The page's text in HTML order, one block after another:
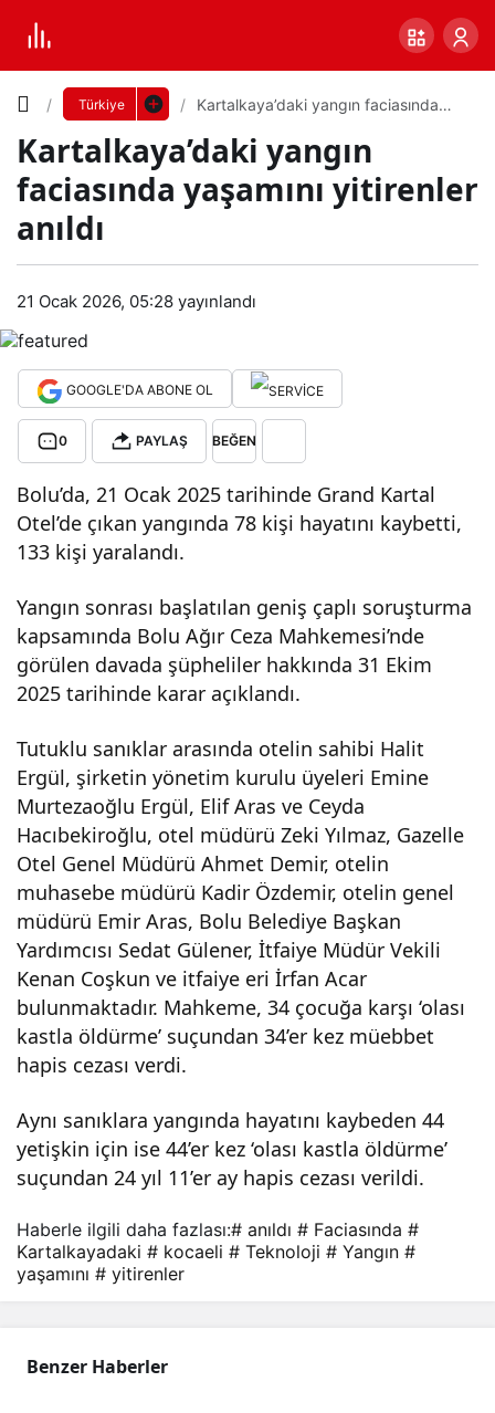
Türkiye
Kartalkaya’daki yangın faciasında
Kartalkaya’daki yangın
faciasında yaşamını yitirenler
anıldı
21 Ocak 2026, 05:28 yayınlandı
GOOGLE'DA ABONE OL
0 PAYLAŞ BEĞEN
Bolu’da, 21 Ocak 2025 tarihinde Grand Kartal
Otel’de çıkan yangında 78 kişi hayatını kaybetti,
133 kişi yaralandı.
Yangın sonrası başlatılan geniş çaplı soruşturma
kapsamında Bolu Ağır Ceza Mahkemesi’nde
görülen davada şüpheliler hakkında 31 Ekim
2025 tarihinde karar açıklandı.
Tutuklu sanıklar arasında otelin sahibi Halit
Ergül, şirketin yönetim kurulu üyeleri Emine
Murtezaoğlu Ergül, Elif Aras ve Ceyda
Hacıbekiroğlu, otel müdürü Zeki Yılmaz, Gazelle
Otel Genel Müdürü Ahmet Demir, otelin
muhasebe müdürü Kadir Özdemir, otelin genel
müdürü Emir Aras, Bolu Belediye Başkan
Yardımcısı Sedat Gülener, İtfaiye Müdür Vekili
Kenan Coşkun ve itfaiye eri İrfan Acar
bulunmaktadır. Mahkeme, 34 çocuğa karşı ‘olası
kastla öldürme’ suçundan 34’er kez müebbet
hapis cezası verdi.
Aynı sanıklara yangında hayatını kaybeden 44
yetişkin için ise 44’er kez ‘olası kastla öldürme’
suçundan 24 yıl 11’er ay hapis cezası verildi.
Kart
ya’d
aki
gın
asın
yaş
amı
nı
yitir
enle
r
anıl
Yazı
Boyutunu
Ayarla
Varsayılana
0 PAYLAŞ
Haberle ilgili daha fazlası:# anıldı # Faciasında #
Kartalkayadaki # kocaeli # Teknoloji # Yangın #
yaşamını # yitirenler
Benzer Haberler